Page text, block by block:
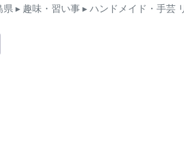
県 ▸ 趣味・習い事 ▸ ハンドメイド・手芸